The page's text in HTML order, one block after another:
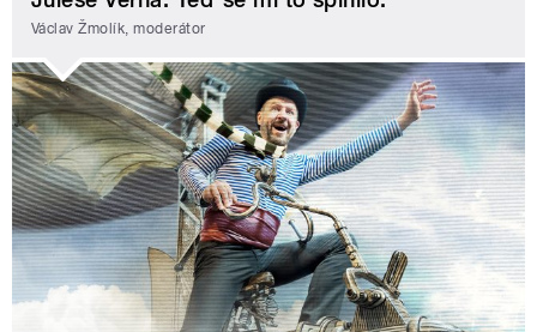
Václav Žmolík, moderátor